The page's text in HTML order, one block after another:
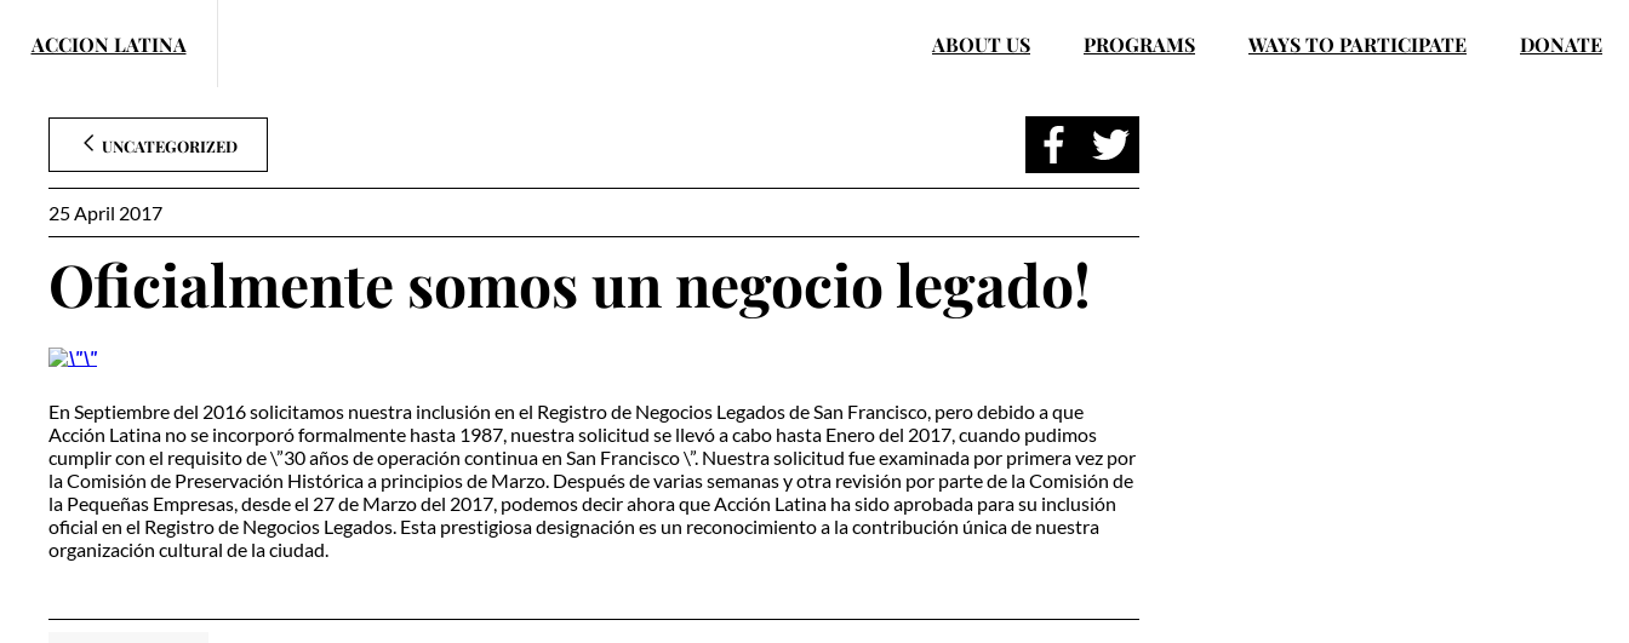
ABOUT US PROGRAMS WAYS TO PARTICIPATE DONATE
content
UNCATEGORIZED
25 April 2017
Oficialmente somos un negocio legado!
En Septiembre del 2016 solicitamos nuestra inclusión en el Registro de Negocios Legados de San Francisco, pero debido a que
Acción Latina no se incorporó formalmente hasta 1987, nuestra solicitud se llevó a cabo hasta Enero del 2017, cuando pudimos
cumplir con el requisito de \”30 años de operación continua en San Francisco \”. Nuestra solicitud fue examinada por primera vez por
la Comisión de Preservación Histórica a principios de Marzo. Después de varias semanas y otra revisión por parte de la Comisión de
la Pequeñas Empresas, desde el 27 de Marzo del 2017, podemos decir ahora que Acción Latina ha sido aprobada para su inclusión
oficial en el Registro de Negocios Legados. Esta prestigiosa designación es un reconocimiento a la contribución única de nuestra
organización cultural de la ciudad.